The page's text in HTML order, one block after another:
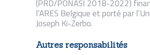
(PRD/PONASI 2018-2022)
l’ARES Belgique et porté par
Joseph Ki-Zerbo.
Autres responsabilités